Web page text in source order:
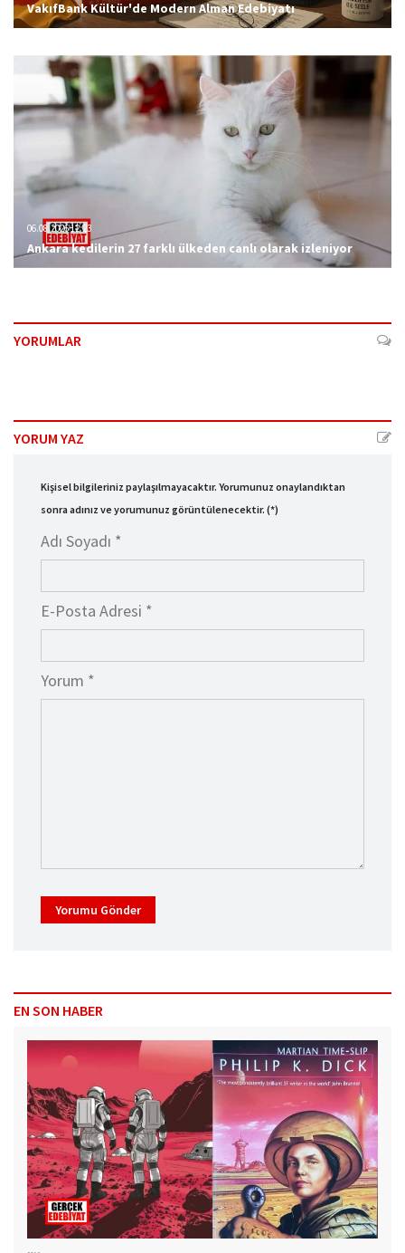
VakıfBank Kültür'de Modern Alman Edebiyatı
06.08.2026 12:23
Ankara kedilerin 27 farklı ülkeden canlı olarak izleniyor
YORUMLAR
YORUM YAZ
Kişisel bilgileriniz paylaşılmayacaktır. Yorumunuz onaylandıktan
sonra adınız ve yorumunuz görüntülenecektir. (*)
Adı Soyadı *
E-Posta Adresi *
Yorum *
Yorumu Gönder
EN SON HABER